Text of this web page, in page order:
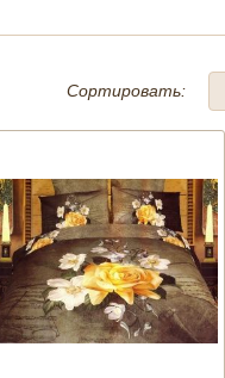
Сортировать: